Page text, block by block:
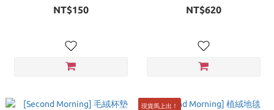
5款)
NT$150 NT$620
現貨馬上出！